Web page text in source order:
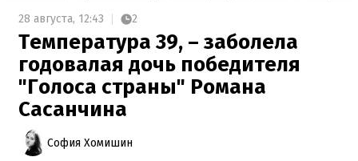
28 августа, 12:43 2
Температура 39, – заболела
годовалая дочь победителя
"Голоса страны" Романа
Сасанчина
София Хомишин